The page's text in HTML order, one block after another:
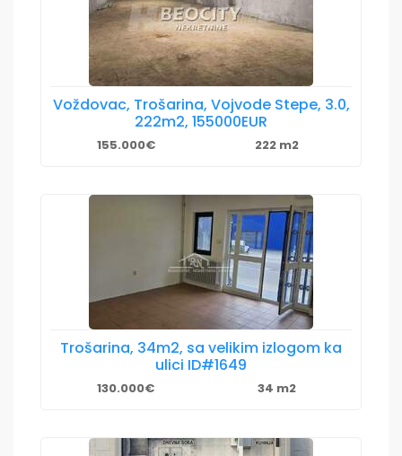
Voždovac, Trošarina, Vojvode Stepe, 3.0,
222m2, 155000EUR
155.000€ 222 m2
Trošarina, 34m2, sa velikim izlogom ka
ulici ID#1649
130.000€ 34 m2